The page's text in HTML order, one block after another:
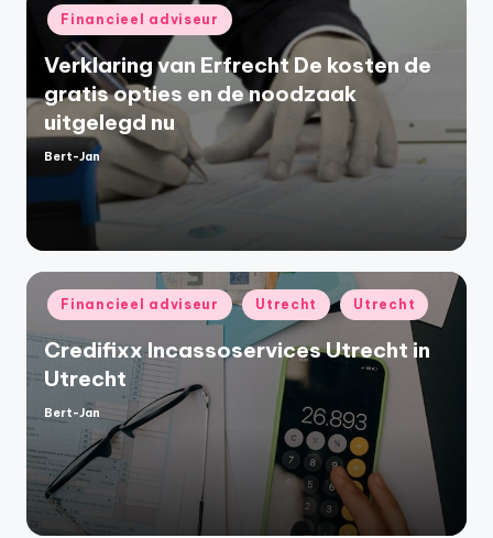
Geplaatst
in
Financieel adviseur
Verklaring van Erfrecht De kosten de
gratis opties en de noodzaak
uitgelegd nu
Geplaatst
door
Bert-Jan
Geplaatst
in
Financieel adviseur Utrecht Utrecht
Credifixx Incassoservices Utrecht in
Utrecht
Geplaatst
Bert-Jan